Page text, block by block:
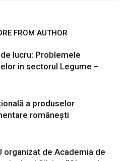
FROM AUTHOR
lucru: Problemele
in sectorul Legume –
a produselor
românești
organizat de Academia de